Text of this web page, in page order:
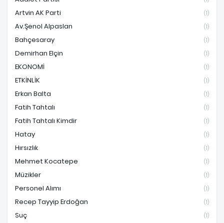
Artvin AK Parti (1)
Av.Şenol Alpaslan (1)
Bahçesaray (1)
Demirhan Elçin (1)
EKONOMİ (1)
ETKİNLİK (1)
Erkan Balta (1)
Fatih Tahtalı (1)
Fatih Tahtalı Kimdir (1)
Hatay (1)
Hırsızlık (1)
Mehmet Kocatepe (1)
Müzikler (1)
Personel Alımı (1)
Recep Tayyip Erdoğan (1)
Suç (1)